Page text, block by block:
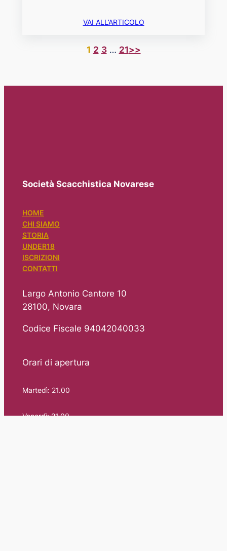
VAI ALL’ARTICOLO
1 2 3 … 21>>
Società Scacchistica Novarese
HOME
CHI SIAMO
STORIA
UNDER18
ISCRIZIONI
CONTATTI
Largo Antonio Cantore 10
28100, Novara
Codice Fiscale 94042040033
Orari di apertura
Martedì: 21.00
Venerdì: 21.00